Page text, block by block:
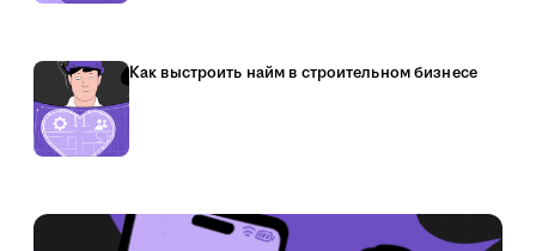
Как выстроить найм в строительном бизнесе